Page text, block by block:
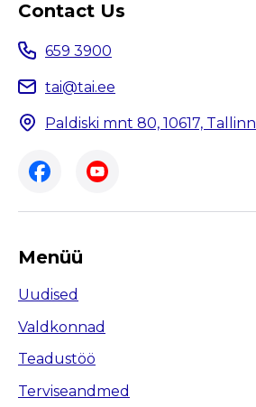
Contact Us
659 3900
tai@tai.ee
Paldiski mnt 80, 10617, Tallinn
Menüü
Uudised
Valdkonnad
Teadustöö
Terviseandmed